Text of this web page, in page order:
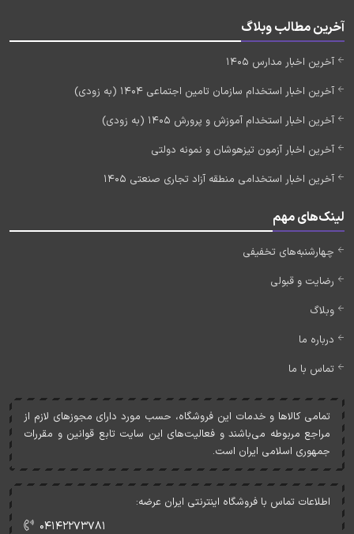
آخرین مطالب وبلاگ
آخرین اخبار مدارس 1405
آخرین اخبار استخدام سازمان تامین اجتماعی 1404 (به زودی)
آخرین اخبار استخدام آموزش و پرورش 1405 (به زودی)
آخرین اخبار آزمون تیزهوشان و نمونه دولتی
آخرین اخبار استخدامی منطقه آزاد تجاری صنعتی 1405
لینک‌های مهم
چهارشنبه‌های تخفیفی
رضایت و قبولی
وبلاگ
درباره ما
تماس با ما
تمامی کالاها و خدمات اين فروشگاه، حسب مورد دارای مجوزهای لازم از
مراجع مربوطه می‌باشند و فعاليت‌های اين سايت تابع قوانين و مقررات
جمهوری اسلامی ايران است.
اطلاعات تماس با فروشگاه اینترنتی ایران عرضه:
۰۴۱۴۲۲۷۳۷۸۱